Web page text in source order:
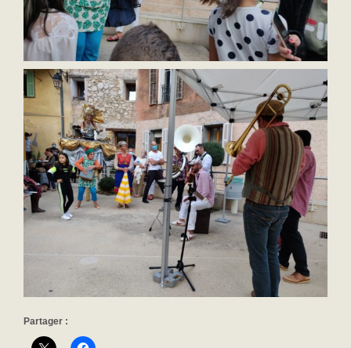
Partager :